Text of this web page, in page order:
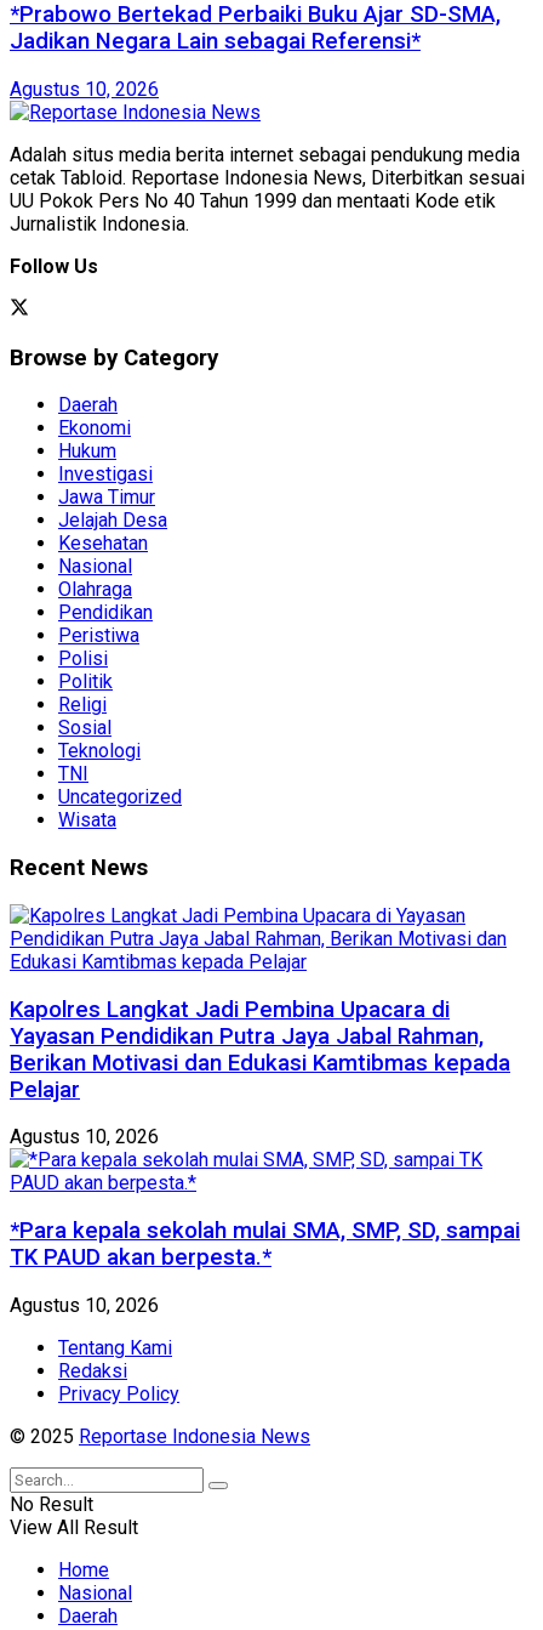
*Prabowo Bertekad Perbaiki Buku Ajar SD-SMA,
Jadikan Negara Lain sebagai Referensi*
Agustus 10, 2026
Adalah situs media berita internet sebagai pendukung media
cetak Tabloid. Reportase Indonesia News, Diterbitkan sesuai
UU Pokok Pers No 40 Tahun 1999 dan mentaati Kode etik
Jurnalistik Indonesia.
Follow Us
Browse by Category
Daerah
Ekonomi
Hukum
Investigasi
Jawa Timur
Jelajah Desa
Kesehatan
Nasional
Olahraga
Pendidikan
Peristiwa
Polisi
Politik
Religi
Sosial
Teknologi
TNI
Uncategorized
Wisata
Recent News
Kapolres Langkat Jadi Pembina Upacara di
Yayasan Pendidikan Putra Jaya Jabal Rahman,
Berikan Motivasi dan Edukasi Kamtibmas kepada
Pelajar
Agustus 10, 2026
*Para kepala sekolah mulai SMA, SMP, SD, sampai
TK PAUD akan berpesta.*
Agustus 10, 2026
Tentang Kami
Redaksi
Privacy Policy
© 2025 Reportase Indonesia News
No Result
View All Result
Home
Nasional
Daerah